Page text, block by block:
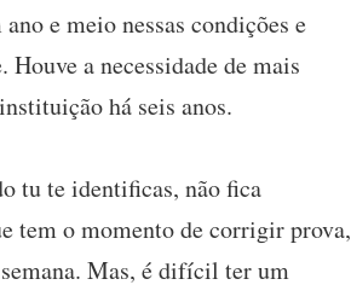
e meio nessas condições e
a necessidade de mais
há seis anos.
tu te identificas, não fica
tem o momento de corrigir prova,
Mas, é difícil ter um